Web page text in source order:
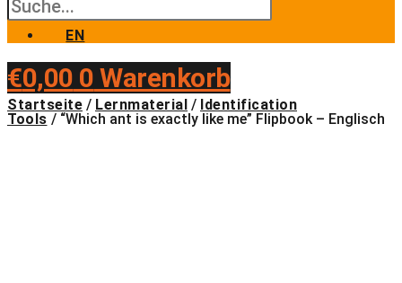
EN
€0,00 0 Warenkorb
Startseite / Lernmaterial / Identification
Tools / “Which ant is exactly like me” Flipbook – Englisch